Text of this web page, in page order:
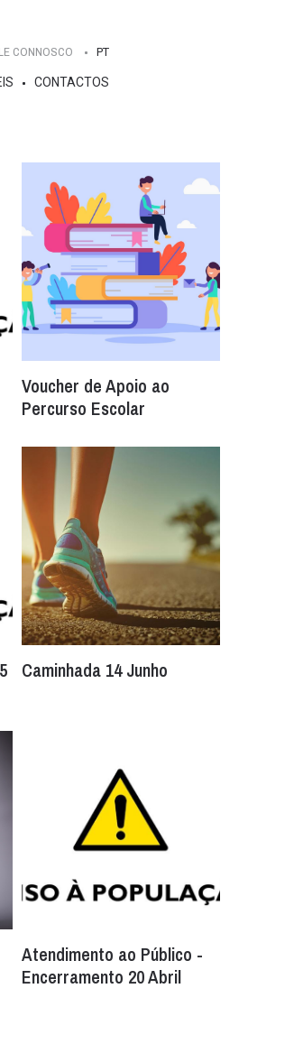
CONNOSCO PT
CONTACTOS
Voucher de Apoio ao
Percurso Escolar
Caminhada 14 Junho
Atendimento ao Público -
Encerramento 20 Abril